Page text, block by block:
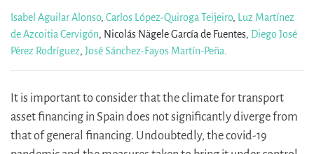
Isabel Aguilar Alonso, Carlos López-Quiroga Teijeiro, Luz Martínez
de Azcoitia Cervigón, Nicolás Nägele García de Fuentes, Diego José
Pérez Rodríguez, José Sánchez-Fayos Martín-Peña.
It is important to consider that the climate for transport
asset financing in Spain does not significantly diverge from
that of general financing. Undoubtedly, the covid-19